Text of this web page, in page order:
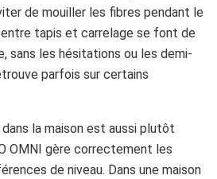
de mouiller les fibres pendant le
tapis et carrelage se font de
sans les hésitations ou les demi-
parfois sur certains
la maison est aussi plutôt
OMNI gère correctement les
de niveau. Dans une maison